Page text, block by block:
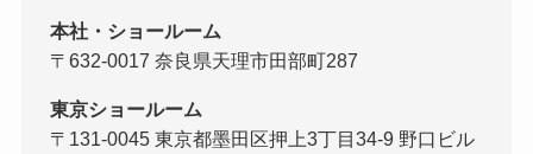
本社・ショールーム
〒632-0017 奈良県天理市田部町287
東京ショールーム
〒131-0045 東京都墨田区押上3丁目34-9 野口ビル